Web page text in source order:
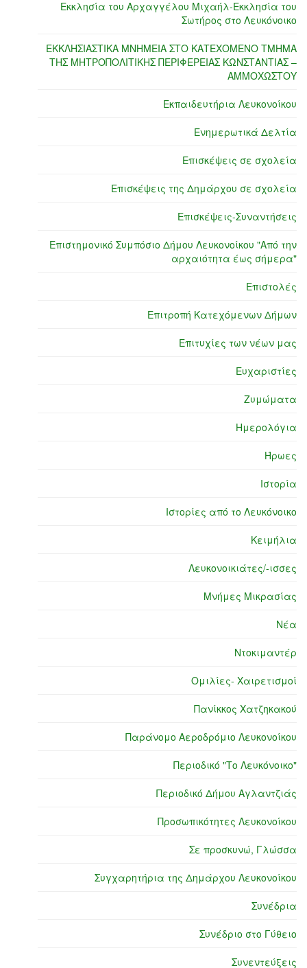
Εκκλησία του Αρχαγγέλου Μιχαήλ-Εκκλησία του
Σωτήρος στο Λευκόνοικο
ΕΚΚΛΗΣΙΑΣΤΙΚΑ ΜΝΗΜΕΙΑ ΣΤΟ ΚΑΤΕΧΟΜΕΝΟ ΤΜΗΜΑ
ΤΗΣ ΜΗΤΡΟΠΟΛΙΤΙΚΗΣ ΠΕΡΙΦΕΡΕΙΑΣ ΚΩΝΣΤΑΝΤΙΑΣ –
ΑΜΜΟΧΩΣΤΟΥ
Εκπαιδευτήρια Λευκονοίκου
Ενημερωτικά Δελτία
Επισκέψεις σε σχολεία
Επισκέψεις της Δημάρχου σε σχολεία
Επισκέψεις-Συναντήσεις
Επιστημονικό Συμπόσιο Δήμου Λευκονοίκου "Από την
αρχαιότητα έως σήμερα"
Επιστολές
Επιτροπή Κατεχόμενων Δήμων
Επιτυχίες των νέων μας
Ευχαριστίες
Ζυμώματα
Ημερολόγια
Ήρωες
Ιστορία
Ιστορίες από το Λευκόνοικο
Κειμήλια
Λευκονοικιάτες/-ισσες
Μνήμες Μικρασίας
Νέα
Ντοκιμαντέρ
Ομιλίες- Χαιρετισμοί
Πανίκκος Χατζηκακού
Παράνομο Αεροδρόμιο Λευκονοίκου
Περιοδικό "Το Λευκόνοικο"
Περιοδικό Δήμου Αγλαντζιάς
Προσωπικότητες Λευκονοίκου
Σε προσκυνώ, Γλώσσα
Συγχαρητήρια της Δημάρχου Λευκονοίκου
Συνέδρια
Συνέδριο στο Γύθειο
Συνεντεύξεις